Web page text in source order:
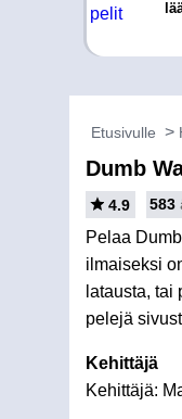
Etusivulle
Dumb
4.9 583
Pelaa
ilmaiseksi
latausta, tai
pelejä
Kehittäjä
Kehittäjä: